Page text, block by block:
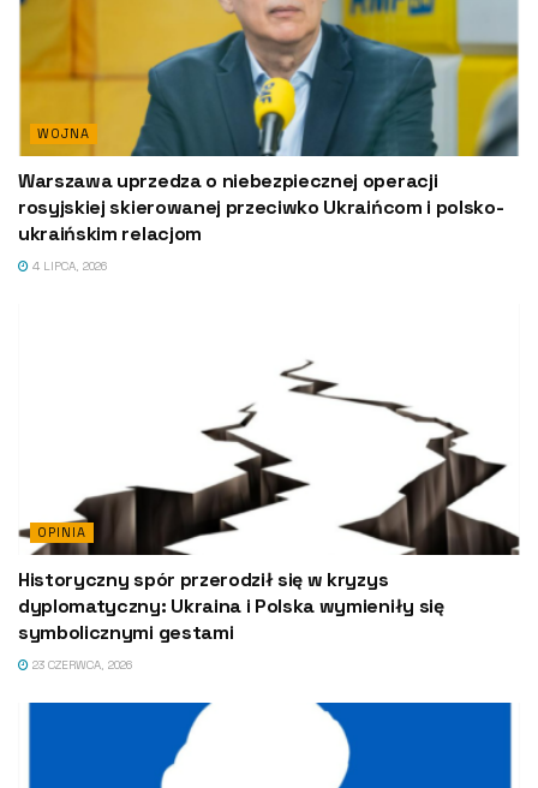
WOJNA
Warszawa uprzedza o niebezpiecznej operacji
rosyjskiej skierowanej przeciwko Ukraińcom i polsko-
ukraińskim relacjom
4 LIPCA, 2026
OPINIA
Historyczny spór przerodził się w kryzys
dyplomatyczny: Ukraina i Polska wymieniły się
symbolicznymi gestami
23 CZERWCA, 2026